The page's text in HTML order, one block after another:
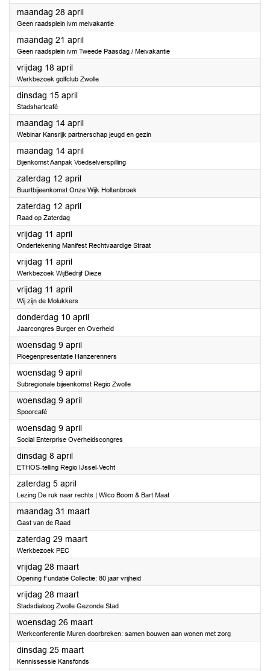
maandag 28 april2025
Geen raadsplein ivm meivakantie
maandag 21 april2025
Geen raadsplein ivm Tweede Paasdag / Meivakantie
vrijdag 18 april2025
Werkbezoek golfclub Zwolle
dinsdag 15 april2025
Stadshartcafé
maandag 14 april2025
Webinar Kansrijk partnerschap jeugd en gezin
maandag 14 april2025
Bijenkomst Aanpak Voedselverspilling
zaterdag 12 april2025
Buurtbijeenkomst Onze Wijk Holtenbroek
zaterdag 12 april2025
Raad op Zaterdag
vrijdag 11 april2025
Ondertekening Manifest Rechtvaardige Straat
vrijdag 11 april2025
Werkbezoek WijBedrijf Dieze
vrijdag 11 april2025
Wij zijn de Molukkers
donderdag 10 april2025
Jaarcongres Burger en Overheid
woensdag 9 april2025
Ploegenpresentatie Hanzerenners
woensdag 9 april2025
Subregionale bijeenkomst Regio Zwolle
woensdag 9 april2025
Spoorcafé
woensdag 9 april2025
Social Enterprise Overheidscongres
dinsdag 8 april2025
ETHOS-telling Regio IJssel-Vecht
zaterdag 5 april2025
Lezing De ruk naar rechts | Wilco Boom & Bart Maat
maandag 31 maart2025
Gast van de Raad
zaterdag 29 maart2025
Werkbezoek PEC
vrijdag 28 maart2025
Opening Fundatie Collectie: 80 jaar vrijheid
vrijdag 28 maart2025
Stadsdialoog Zwolle Gezonde Stad
woensdag 26 maart2025
Werkconferentie Muren doorbreken: samen bouwen aan wonen met zorg
dinsdag 25 maart2025
Kennissessie Kansfonds